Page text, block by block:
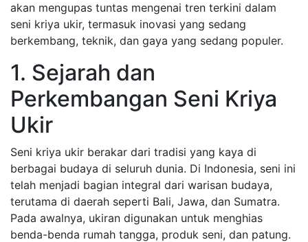
akan mengupas tuntas mengenai tren terkini dalam
seni kriya ukir, termasuk inovasi yang sedang
berkembang, teknik, dan gaya yang sedang populer.
1. Sejarah dan
Perkembangan Seni Kriya
Ukir
Seni kriya ukir berakar dari tradisi yang kaya di
berbagai budaya di seluruh dunia. Di Indonesia, seni ini
telah menjadi bagian integral dari warisan budaya,
terutama di daerah seperti Bali, Jawa, dan Sumatra.
Pada awalnya, ukiran digunakan untuk menghias
benda-benda rumah tangga, produk seni, dan patung.